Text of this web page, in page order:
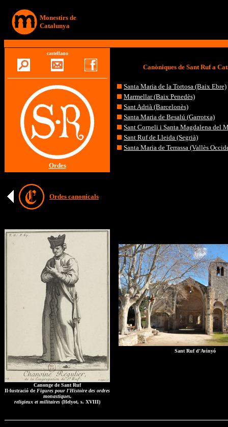
Monestirs de
Catalunya
castellano
Ordes
Ordes canonicals
Canonge de Sant Ruf
Il·lustració de Figures pour l'Histoire des ordres
monastiques,
religieux et militaires (Helyot, s. XVIII)
Canòniques de Sant Ruf a
Santa Maria de la Tortosa (Baix Ebre)
Marmellar (Baix Penedès)
Sant Adrià (Barcelonès)
Santa Maria de Besalú (Garrotxa)
Sant Corneli i Santa Magdalena del
Sant Ruf de Lleida (Segrià)
Santa Maria de Terrassa (Vallès
Sant Ruf d'Avinyó